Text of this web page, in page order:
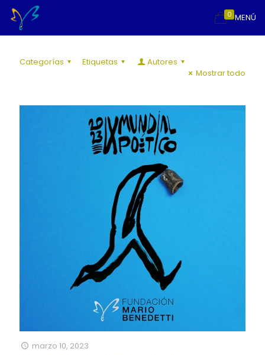
MENÚ
0
Categorías Etiquetas
Autores
Mostrar todo
marzo 10, 2023